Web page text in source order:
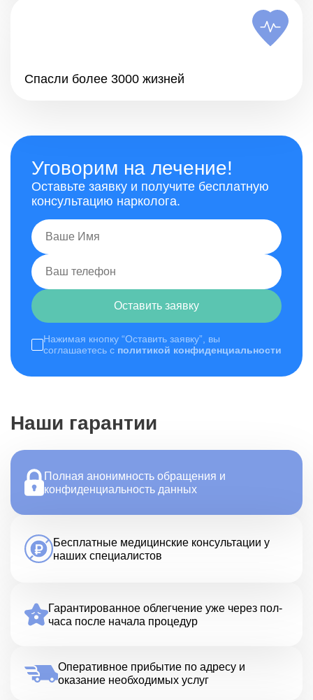
Спасли более 3000 жизней
Уговорим на лечение!
Оставьте заявку и получите бесплатную
консультацию нарколога.
Нажимая кнопку “Оставить заявку”, вы
соглашаетесь с политикой конфиденциальности
Оставить заявку
Наши гарантии
Полная анонимность обращения и
конфиденциальность данных
Бесплатные медицинские консультации у
наших специалистов
Гарантированное облегчение уже через пол-
часа после начала процедур
Оперативное прибытие по адресу и
оказание необходимых услуг